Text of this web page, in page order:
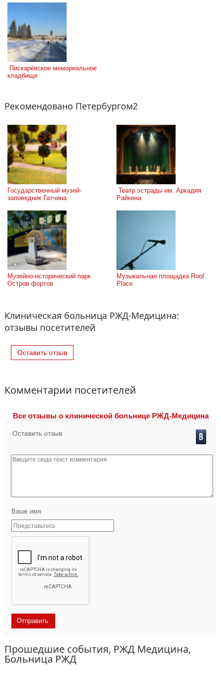
кладбище
Рекомендовано Петербургом2
Государственный музей-
заповедник Гатчина
Райкина
Музейно-исторический парк
Остров фортов
Музыкальная площадка Roof
Place
Клиническая больница РЖД-Медицина:
отзывы посетителей
Оставить отзыв
Комментарии посетителей
Все отзывы o клинической больнице РЖД-Медицина
Оставить отзыв
Ваше имя
Прошедшие события, РЖД Медицина,
Больница РЖД